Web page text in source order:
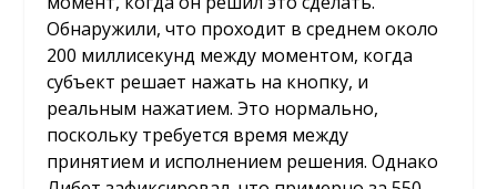
Обнаружили, что проходит в среднем около
200 миллисекунд между моментом, когда
субъект решает нажать на кнопку, и
реальным нажатием. Это нормально,
поскольку требуется время между
принятием и исполнением решения. Однако